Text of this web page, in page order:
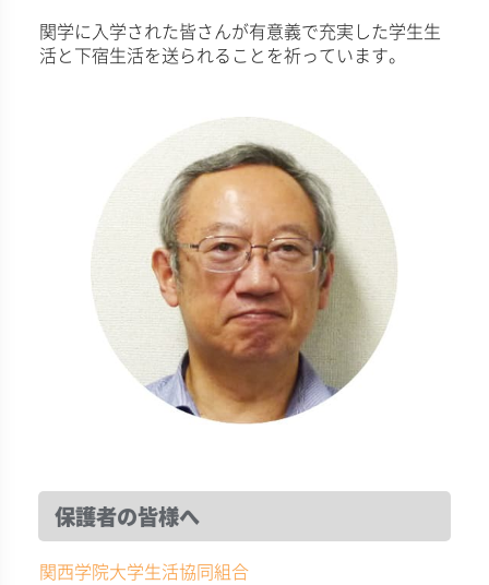
関学に入学された皆さんが有意義で充実した学生生
活と下宿生活を送られることを祈っています。
保護者の皆様へ
関西学院大学生活協同組合